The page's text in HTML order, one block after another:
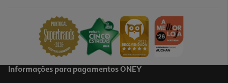
Informações para pagamentos ONEY